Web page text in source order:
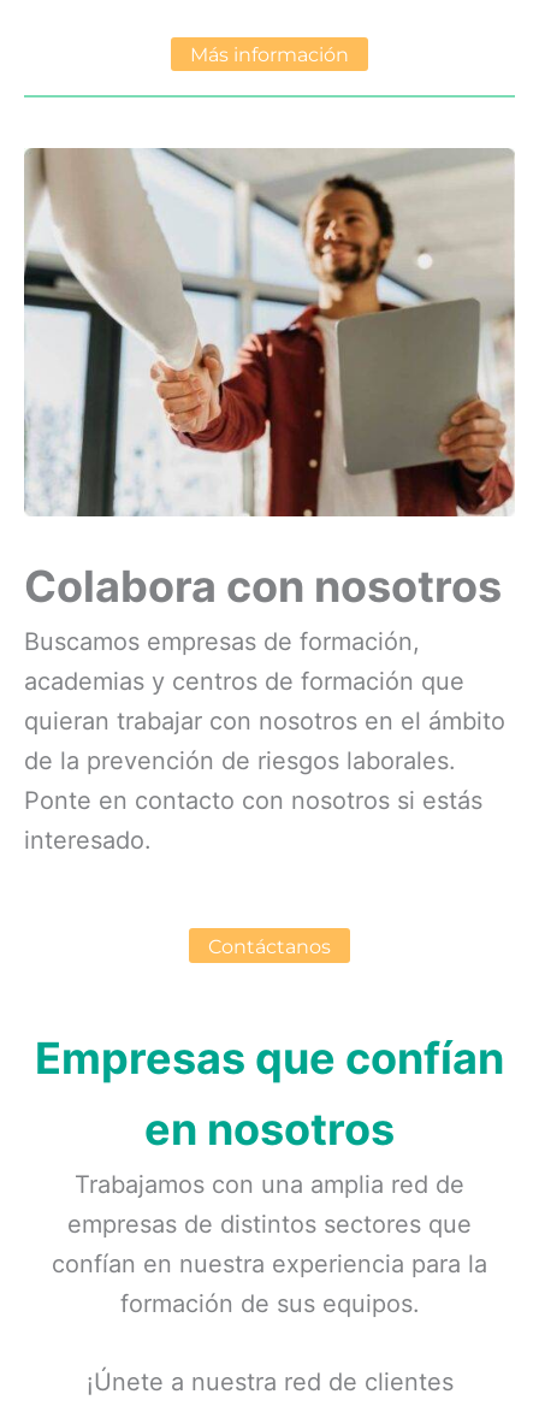
Más información
Colabora con nosotros
Buscamos empresas de formación,
academias y centros de formación que
quieran trabajar con nosotros en el ámbito
de la prevención de riesgos laborales.
Ponte en contacto con nosotros si estás
interesado.
Contáctanos
Empresas que confían
en nosotros
Trabajamos con una amplia red de
empresas de distintos sectores que
confían en nuestra experiencia para la
formación de sus equipos.
¡Únete a nuestra red de clientes